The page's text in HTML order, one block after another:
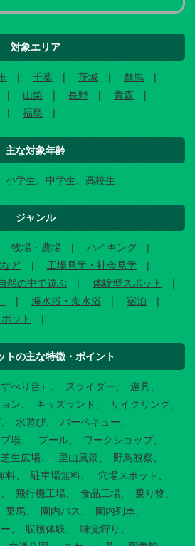
対象エリア
千葉 茨城
群馬
山梨 長野
青森
福島
主な対象年齢
小学生、中学生、高校生
ジャンル
牧場・農場
ハイキング
ど
工場見学・社会見学
然の中で遊ぶ
体験型スポット
海水浴・湖水浴
宿泊
ット
トの主な特徴・ポイント
べり台） スライダー
遊具
ン キッズランド
サイクリング
水遊び
バーベキュー
場 プール
ワークショップ
芝生広場 里山風景
野鳥観察
料 駐車場無料
穴場スポット
飛行機工場 食品工場
乗り物
乗馬 園内バス
園内列車
収穫体験
味覚狩り